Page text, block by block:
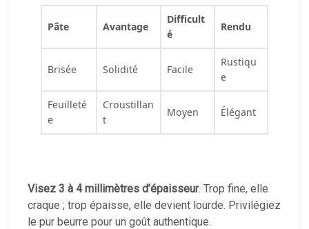
Pâte Avantage
Difficult
é
Rendu
Brisée Solidité Facile
Rustiqu
e
Feuilleté
e
Croustillan
t
Moyen Élégant
Visez 3 à 4 millimètres d’épaisseur. Trop fine, elle
craque ; trop épaisse, elle devient lourde. Privilégiez
le pur beurre pour un goût authentique.